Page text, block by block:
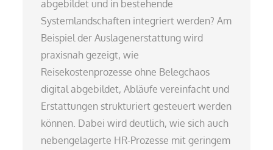
abgebildet und in bestehende
Systemlandschaften integriert werden? Am
Beispiel der Auslagenerstattung wird
praxisnah gezeigt, wie
Reisekostenprozesse ohne Belegchaos
digital abgebildet, Abläufe vereinfacht und
Erstattungen strukturiert gesteuert werden
können. Dabei wird deutlich, wie sich auch
nebengelagerte HR-Prozesse mit geringem